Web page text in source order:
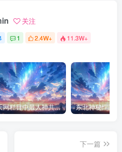
关注
1 2.4W+ 11.3W+
天网栏目中最人神共愤的一期《消失的夫妻》
下一篇